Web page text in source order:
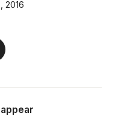
2016
Totalt antal röster: